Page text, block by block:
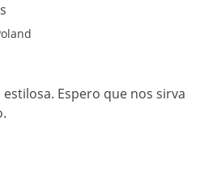
Espero que nos sirva